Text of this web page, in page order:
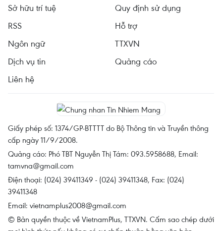
Sở hữu trí tuệ
Quy định sử dụng
RSS
Hỗ trợ
Ngôn ngữ
TTXVN
Dịch vụ tin
Quảng cáo
Liên hệ
Giấy phép số: 1374/GP-BTTTT do Bộ Thông tin và Truyền thông
cấp ngày 11/9/2008.
Quảng cáo: Phó TBT Nguyễn Thị Tám: 093.5958688, Email:
tamvna@gmail.com
Điện thoại: (024) 39411349 - (024) 39411348, Fax: (024)
39411348
Email: vietnamplus2008@gmail.com
© Bản quyền thuộc về VietnamPlus, TTXVN. Cấm sao chép dưới